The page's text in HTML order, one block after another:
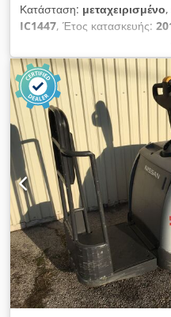
Κατάσταση: μεταχειρισμένο
IC1447, Έτος κατασκευής:
Ak Doa Αριθμός σειράς: